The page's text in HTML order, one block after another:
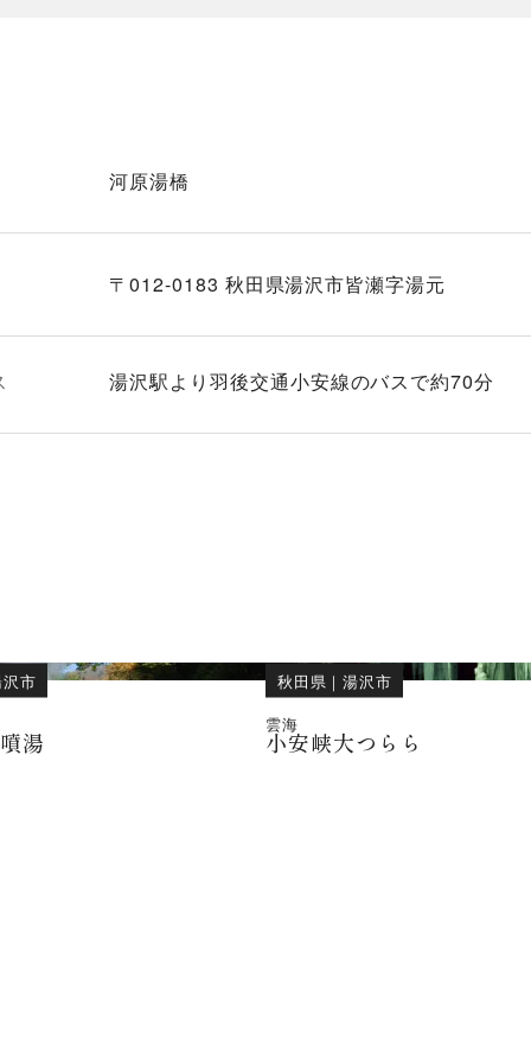
河原湯橋
〒012-0183 秋田県湯沢市皆瀬字湯元
湯沢駅より羽後交通小安線のバスで約70分
市
湯
秋田県 ｜湯沢市
雲海
小安峡大つらら